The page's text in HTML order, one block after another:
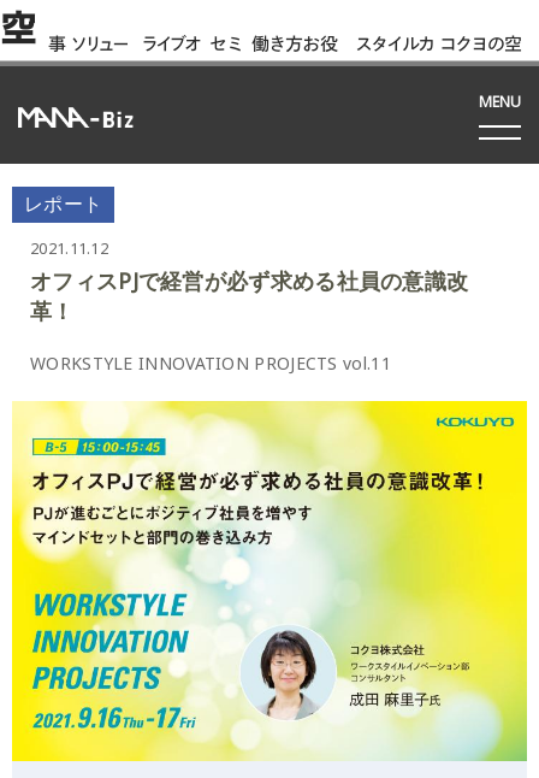
空 事
例
ソリュー
ション
ライブオ
フィス
セミ
ナー
働き方お役
立ち資料
スタイルカ
タログ
コクヨの空
間って!?
MENU
レポート
2021.11.12
オフィスPJで経営が必ず求める社員の意識改
革！
WORKSTYLE INNOVATION PROJECTS vol.11